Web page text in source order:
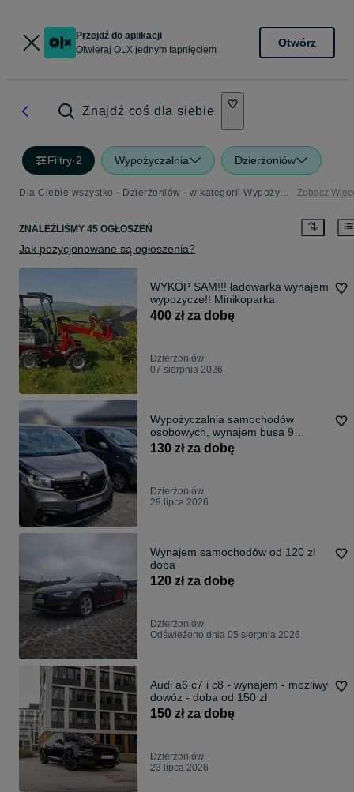
Przejdź do aplikacji
Otwieraj OLX jednym tapnięciem
Otwórz
Znajdź coś dla siebie
Filtry·2 Wypożyczalnia Dzierżoniów
Dla Ciebie wszystko - Dzierżoniów - w kategorii Wypożyczalnia Zobacz
ZNALEŹLIŚMY 45 OGŁOSZEŃ
Jak pozycjonowane są ogłoszenia?
WYKOP SAM!!! ładowarka wynajem
wypozycze!! Minikoparka
400 zł za dobę
Dzierżoniów
07 sierpnia 2026
Wypożyczalnia samochodów
osobowych, wynajem busa 9
osobowego
130 zł za dobę
Dzierżoniów
29 lipca 2026
Wynajem samochodów od 120 zł
doba
120 zł za dobę
Dzierżoniów
Odświeżono dnia 05 sierpnia 2026
Audi a6 c7 i c8 - wynajem - mozliwy
dowóz - doba od 150 zł
150 zł za dobę
Dzierżoniów
23 lipca 2026